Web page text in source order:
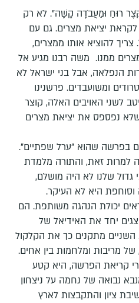
רוּחַ וּמֵעֲבֹדָה קָשָׁה". לא רק
יציאת מצרים. גם עם
להוציא אותו ממצרים,
ממנו. משה רבנו מגיע אל
הנפלאה, אבל בני ישראל לא
ומשועבדים. פרשנינו
לשני האויבים האלה, קוצר
נפספס את יציאת מצרים
בפרשה שהוא "ערל שפתיים".
למרות זאת, והתורה מלמדת
גדול שלנו לא היה מושלם,
וסוחפת היא לא העיקר.
יכולת הנהגה משותפת. הם
יחד את האידיאל של
השניים מתקנים כך את הקלקול
מריבות ומלחמות בין אחים.
קריאת הפרשה, היא קטע
נבואה של נחמה על ניצחון
ציון והתקבצות לארץ